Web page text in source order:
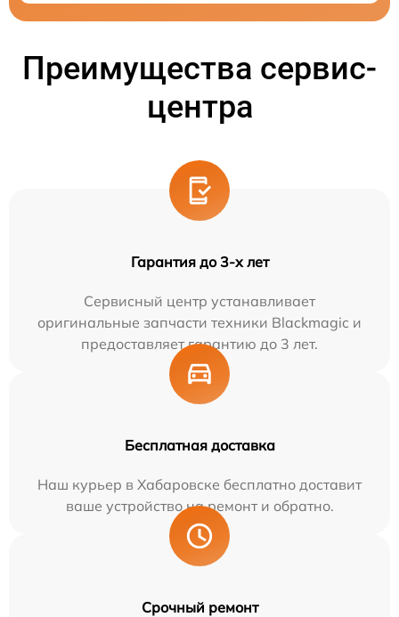
Преимущества сервис-
центра
Гарантия до 3-х лет
Сервисный центр устанавливает
оригинальные запчасти техники Blackmagic и
предоставляет гарантию до 3 лет.
Бесплатная доставка
Наш курьер в Хабаровске бесплатно доставит
ваше устройство на ремонт и обратно.
Срочный ремонт